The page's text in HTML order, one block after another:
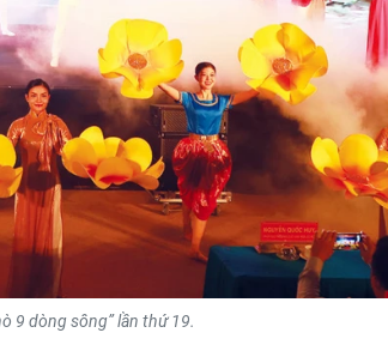
9 dòng sông” lần thứ 19.